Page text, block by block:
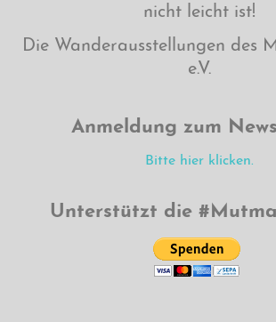
nicht leicht ist!
Die Wanderausstellungen des
e.V.
Anmeldung zum
Bitte hier klicken.
Unterstützt die